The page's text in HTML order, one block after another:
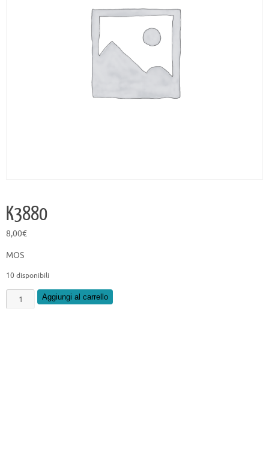
K3880
8,00€
MOS
10 disponibili
K3880
quantità
Aggiungi al carrello